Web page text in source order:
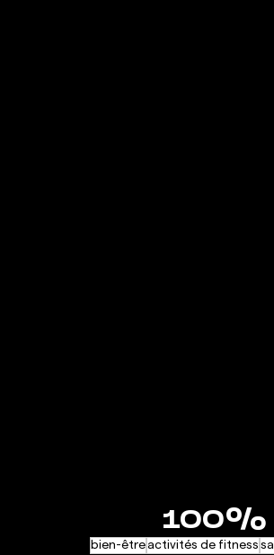
100%
bien-êtreactivités de fitness